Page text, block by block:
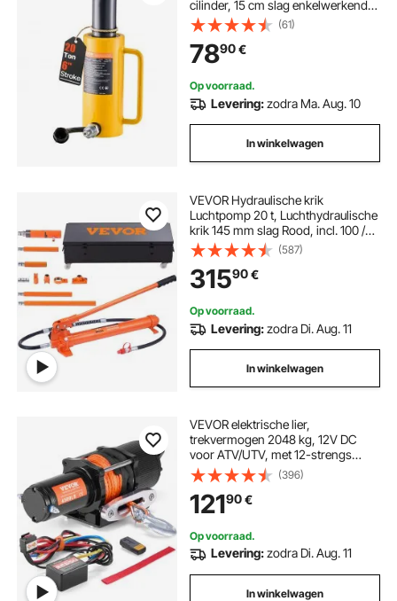
cilinder, 15 cm slag enkelwerkende
hydraulische cilinder, met
snelkoppeling draagbare
hydraulische vaste krik
hydraulische hefcilinders
(61)
7890€
Op voorraad.
Levering:zodra Ma. Aug. 10
In winkelwagen
VEVOR Hydraulische krik
Luchtpomp 20 t, Luchthydraulische
krik 145 mm slag Rood, incl. 100 /
300 / 500 mm verlengstang,
Elektrostatisch poederspuiten
Hydraulische cilinder Autoreparatie
(587)
31590€
Op voorraad.
Levering:zodra Di. Aug. 11
In winkelwagen
VEVOR elektrische lier,
trekvermogen 2048 kg, 12V DC
voor ATV/UTV, met 12-strengs
synthetisch touw (Φ1/4 inch x 39 ft),
aluminium kabelgeleider,
afstandsbedieningen, IP55
waterbestendigheid
(396)
12190€
Op voorraad.
Levering:zodra Di. Aug. 11
In winkelwagen